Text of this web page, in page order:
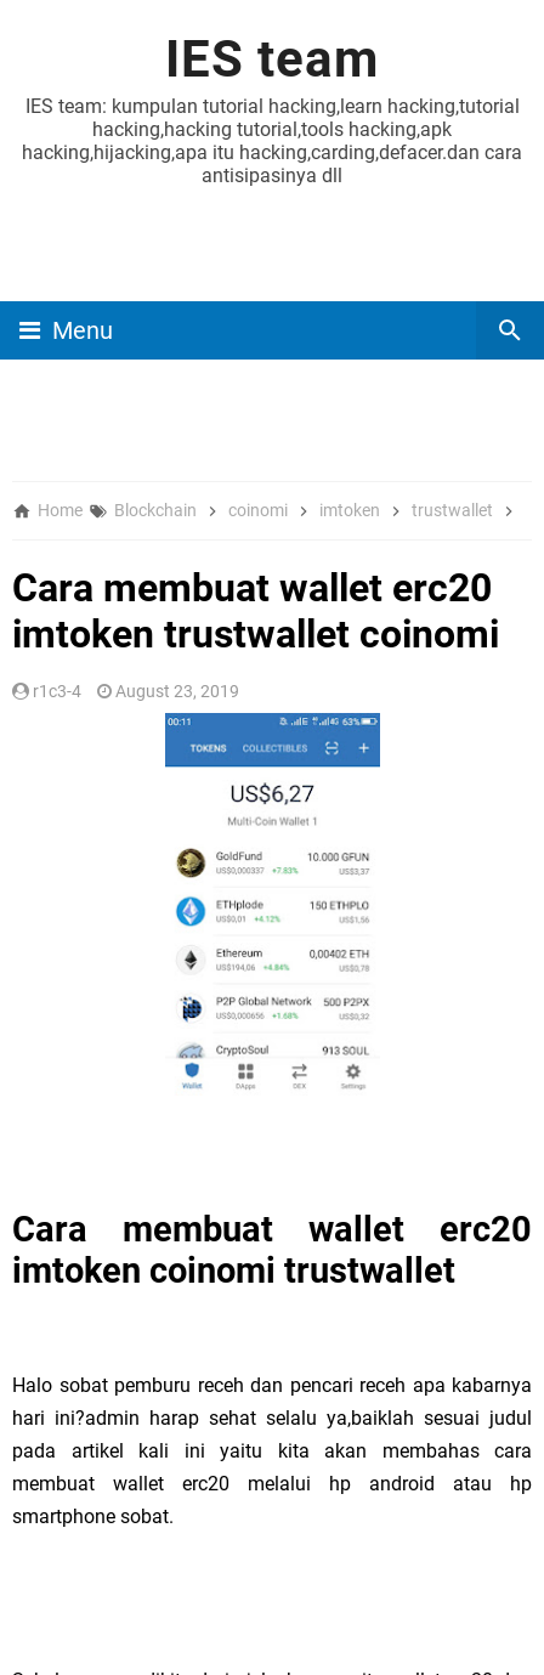
IES team
IES team: kumpulan tutorial hacking,learn hacking,tutorial
hacking,hacking tutorial,tools hacking,apk
hacking,hijacking,apa itu hacking,carding,defacer.dan cara
antisipasinya dll
Menu
Home Blockchain coinomi imtoken trustwallet
Cara membuat wallet erc20
imtoken trustwallet coinomi
r1c3-4 August 23, 2019
Cara membuat wallet erc20
imtoken coinomi trustwallet
Halo sobat pemburu receh dan pencari receh apa kabarnya
hari ini?admin harap sehat selalu ya,baiklah sesuai judul
pada artikel kali ini yaitu kita akan membahas cara
membuat wallet erc20 melalui hp android atau hp
smartphone sobat.